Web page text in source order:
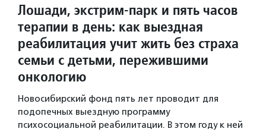
Лошади, экстрим-парк и пять часов
терапии в день: как выездная
реабилитация учит жить без страха
семьи с детьми, пережившими
онкологию
Новосибирский фонд пять лет проводит для
подопечных выездную программу
психосоциальной реабилитации. В этом году к ней